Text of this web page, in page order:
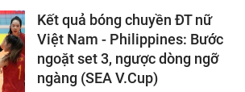
Kết quả bóng chuyền ĐT nữ
Việt Nam - Philippines: Bước
ngoặt set 3, ngược dòng ngỡ
ngàng (SEA V.Cup)